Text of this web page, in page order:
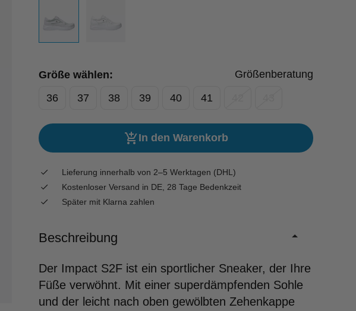
Größe wählen:
Größenberatung
36
37 38 39 40 41
In den Warenkorb
Lieferung innerhalb von 2–5 Werktagen (DHL)
Kostenloser Versand in DE, 28 Tage Bedenkzeit
Später mit Klarna zahlen
Beschreibung
Der Impact S2F ist ein sportlicher Sneaker, der Ihre
Füße verwöhnt. Mit einer superdämpfenden Sohle
und der leicht nach oben gewölbten Zehenkappe